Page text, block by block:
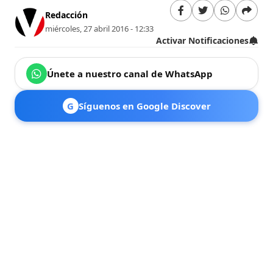
Redacción
miércoles, 27 abril 2016 - 12:33
Activar Notificaciones
Únete a nuestro canal de WhatsApp
G Síguenos en Google Discover